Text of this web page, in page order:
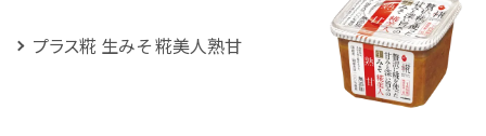
プラス糀 生みそ 糀美人熟甘